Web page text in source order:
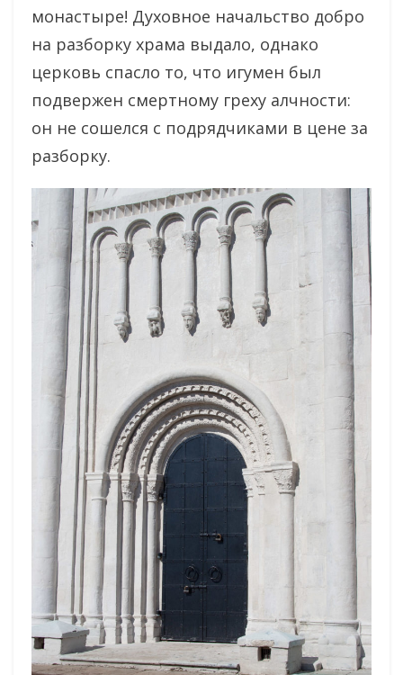
монастыре! Духовное начальство добро
на разборку храма выдало, однако
церковь спасло то, что игумен был
подвержен смертному греху алчности:
он не сошелся с подрядчиками в цене за
разборку.